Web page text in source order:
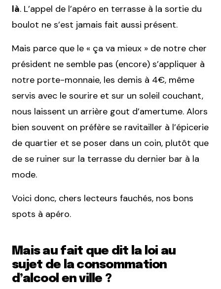
là. L’appel de l’apéro en terrasse à la sortie du
boulot ne s’est jamais fait aussi présent.
Mais parce que le « ça va mieux » de notre cher
président ne semble pas (encore) s’appliquer à
notre porte-monnaie, les demis à 4€, même
servis avec le sourire et sur un soleil couchant,
nous laissent un arrière gout d’amertume. Alors
bien souvent on préfère se ravitailler à l’épicerie
de quartier et se poser dans un coin, plutôt que
de se ruiner sur la terrasse du dernier bar à la
mode.
Voici donc, chers lecteurs fauchés, nos bons
spots à apéro.
Mais au fait que dit la loi au
sujet de la consommation
d’alcool en ville ?